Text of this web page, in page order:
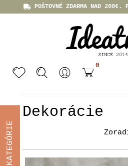
POŠTOVNÉ ZDARMA NAD 200€.
0
Dekorácie
KATEGÓRIE